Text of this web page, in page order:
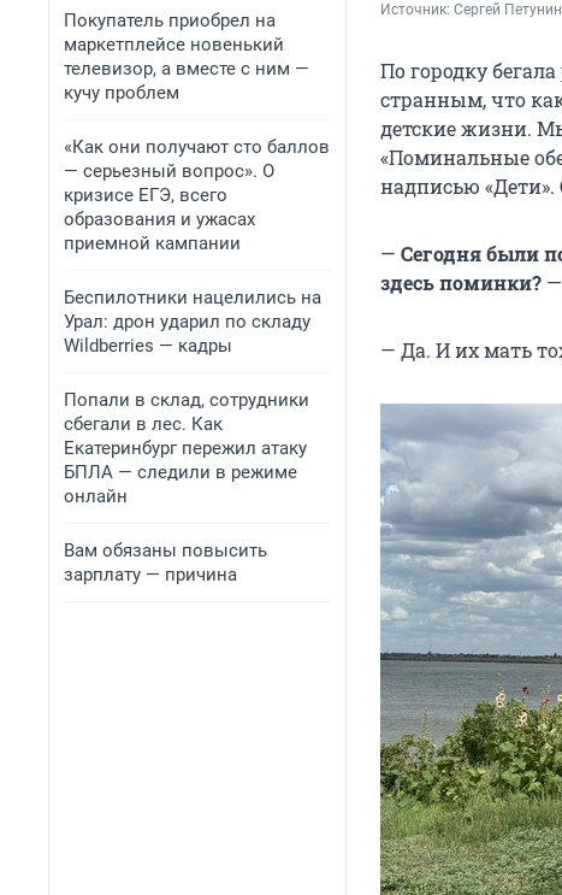
Покупатель приобрел на
маркетплейсе новенький
телевизор, а вместе с ним —
кучу проблем
«Как они получают сто баллов
— серьезный вопрос». О
кризисе ЕГЭ, всего
образования и ужасах
приемной кампании
Беспилотники нацелились на
Урал: дрон ударил по складу
Wildberries — кадры
Попали в склад, сотрудники
сбегали в лес. Как
Екатеринбург пережил атаку
БПЛА — следили в режиме
онлайн
Вам обязаны повысить
зарплату — причина
Источник: Сергей
По городку
странным, что
детские жизни.
«Поминальные
надписью
— Сегодня были
здесь поминки?
— Да. И их мать